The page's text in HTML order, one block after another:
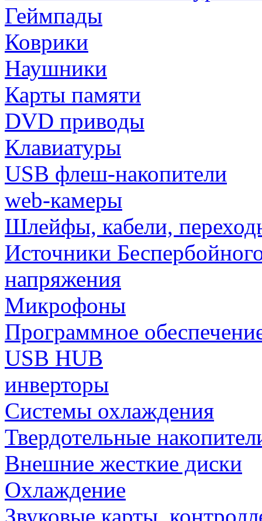
Геймпады
Коврики
Наушники
Карты памяти
DVD приводы
Клавиатуры
USB флеш-накопители
web-камеры
Шлейфы, кабели,
Источники
напряжения
Микрофоны
Программное
USB HUB
инверторы
Системы охлаждения
Твердотельные
Внешние жесткие диски
Охлаждение